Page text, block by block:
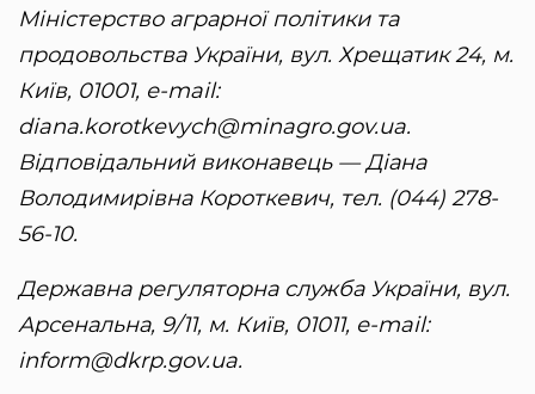
Міністерство аграрної політики та
продовольства України, вул. Хрещатик 24, м.
Київ, 01001, е-mail:
diana.korotkevych@minagro.gov.ua.
Відповідальний виконавець — Діана
Володимирівна Короткевич, тел. (044) 278-
56-10.
Державна регуляторна служба України, вул.
Арсенальна, 9/11, м. Київ, 01011, е-mail:
inform@dkrp.gov.ua.